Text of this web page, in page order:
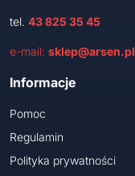
tel. 43 825 35 45
e-mail: sklep@arsen.pl
Informacje
Pomoc
Regulamin
Polityka prywatności